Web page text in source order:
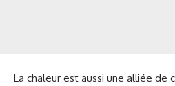
La chaleur est aussi une alliée de